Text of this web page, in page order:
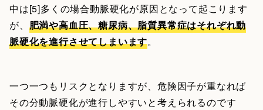
中は[5]多くの場合動脈硬化が原因となって起こります
が、 肥満や高血圧、糖尿病、脂質異常症はそれぞれ動
脈硬化を進行させてしまいます。
一つ一つもリスクとなりますが、危険因子が重なれば
その分動脈硬化が進行しやすいと考えられるのです